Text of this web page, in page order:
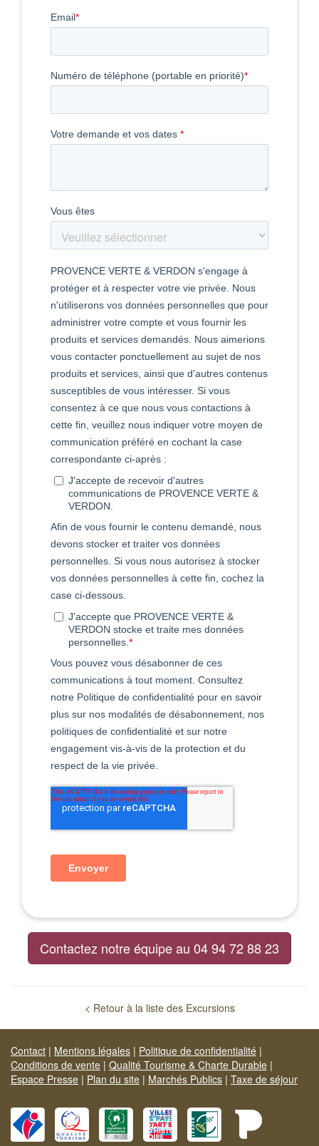
Contactez notre équipe au 04 94 72 88 23
< Retour à la liste des Excursions
Contact | Mentions légales | Politique de confidentialité |
Conditions de vente | Qualité Tourisme & Charte Durable |
Espace Presse | Plan du site | Marchés Publics | Taxe de séjour